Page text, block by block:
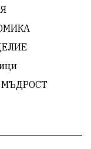
България2025